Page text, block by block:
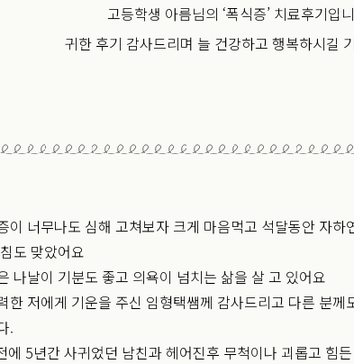
고등학생 아름님의 ‘폭식증’ 치료후기입
귀한 후기 감사드리며 늘 건강하고 행복하시길
이 너무나도 심해 고쳐보자 크게 마음먹고 석달동안 자하
도 맞았어요
나날이 기분도 좋고 의욕이 넘치는 삶을 살 고 있어요
한 저에게 기운을 주신 임형택쌤께 감사드리고 다른 분께
.
에 5년간 사귀었던 남친과 헤어진후 무척이나 괴롭고 힘